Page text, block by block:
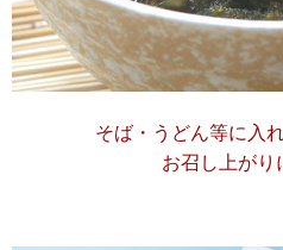
そば・うどん等に入
お召し上がり